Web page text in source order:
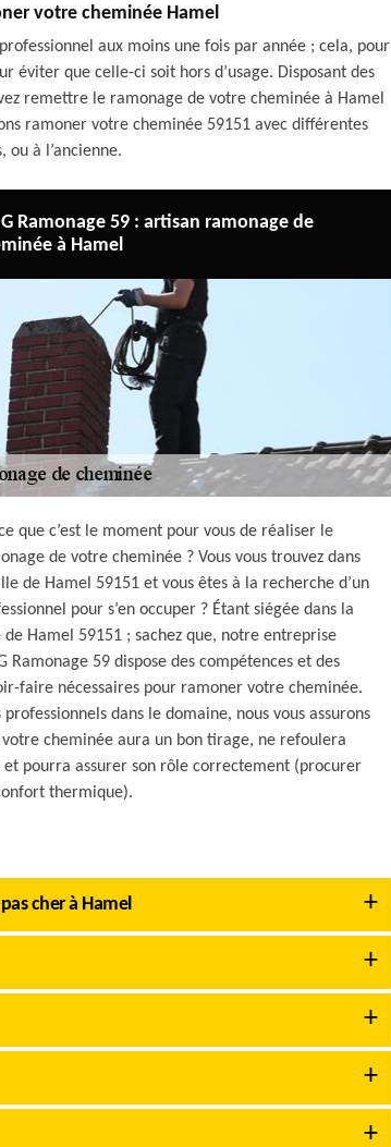
votre cheminée Hamel
aux moins une fois par année ; cela, pour
que celle-ci soit hors d’usage. Disposant des
remettre le ramonage de votre cheminée à Hamel
ramoner votre cheminée 59151 avec différentes
ou à l’ancienne.
Ramonage 59 : artisan ramonage de
à Hamel
que c’est le moment pour vous de réaliser le
de votre cheminée ? Vous vous trouvez dans
de Hamel 59151 et vous êtes à la recherche d’un
pour s’en occuper ? Étant siégée dans la
de Hamel 59151 ; sachez que, notre entreprise
Ramonage 59 dispose des compétences et des
faire nécessaires pour ramoner votre cheminée.
professionnels dans le domaine, nous vous assurons
votre cheminée aura un bon tirage, ne refoulera
et pourra assurer son rôle correctement (procurer
thermique).
cher à Hamel